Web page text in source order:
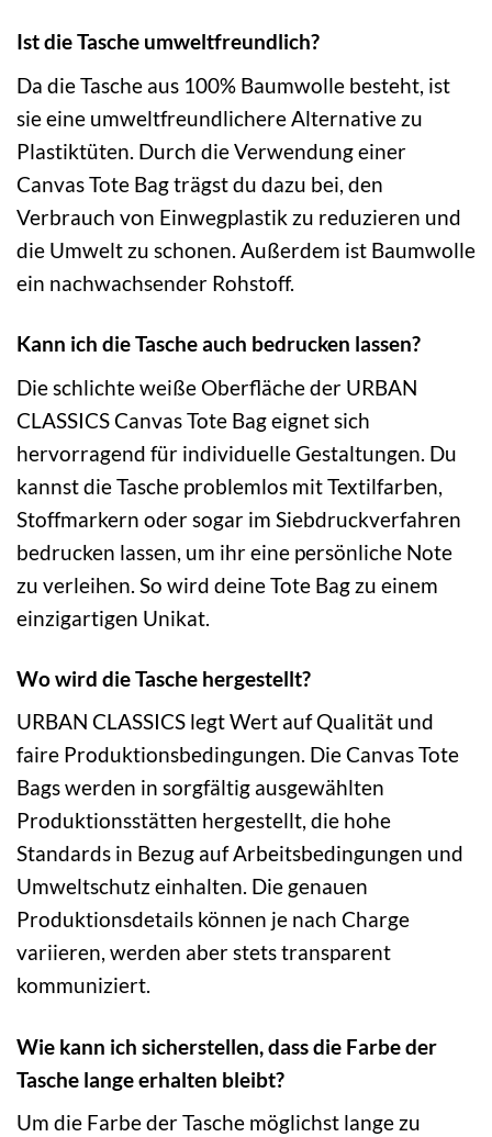
Ist die Tasche umweltfreundlich?
Da die Tasche aus 100% Baumwolle besteht, ist
sie eine umweltfreundlichere Alternative zu
Plastiktüten. Durch die Verwendung einer
Canvas Tote Bag trägst du dazu bei, den
Verbrauch von Einwegplastik zu reduzieren und
die Umwelt zu schonen. Außerdem ist Baumwolle
ein nachwachsender Rohstoff.
Kann ich die Tasche auch bedrucken lassen?
Die schlichte weiße Oberfläche der URBAN
CLASSICS Canvas Tote Bag eignet sich
hervorragend für individuelle Gestaltungen. Du
kannst die Tasche problemlos mit Textilfarben,
Stoffmarkern oder sogar im Siebdruckverfahren
bedrucken lassen, um ihr eine persönliche Note
zu verleihen. So wird deine Tote Bag zu einem
einzigartigen Unikat.
Wo wird die Tasche hergestellt?
URBAN CLASSICS legt Wert auf Qualität und
faire Produktionsbedingungen. Die Canvas Tote
Bags werden in sorgfältig ausgewählten
Produktionsstätten hergestellt, die hohe
Standards in Bezug auf Arbeitsbedingungen und
Umweltschutz einhalten. Die genauen
Produktionsdetails können je nach Charge
variieren, werden aber stets transparent
kommuniziert.
Wie kann ich sicherstellen, dass die Farbe der
Tasche lange erhalten bleibt?
Um die Farbe der Tasche möglichst lange zu